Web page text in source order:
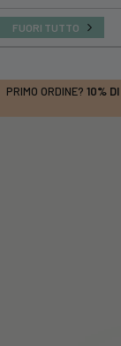
FUORI TUTTO
PRIMO ORDINE? 10%